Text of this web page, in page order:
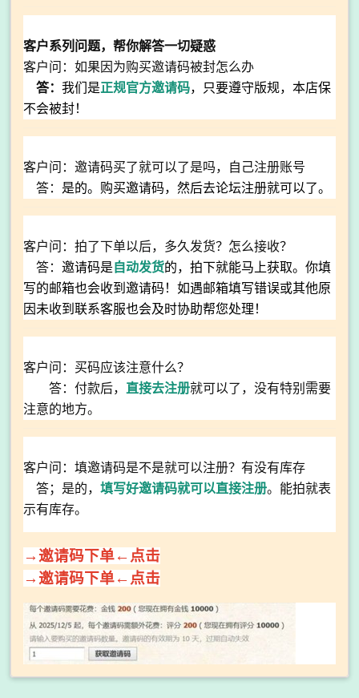
客户系列问题，帮你解答一切疑惑
客户问：如果因为购买邀请码被封怎么办
答： 我们是正规官方邀请码，只要遵守版规，本店保
不会被封！
客户问：邀请码买了就可以了是吗，自己注册账号
答： 是的。购买邀请码，然后去论坛注册就可以了。
客户问：拍了下单以后，多久发货？怎么接收？
答： 邀请码是自动发货的，拍下就能马上获取。你填
写的邮箱也会收到邀请码！如遇邮箱填写错误或其他原
因未收到联系客服也会及时协助帮您处理！
客户问：买码应该注意什么？
答：付款后， 直接去注册就可以了，没有特别需要
注意的地方。
客户问：填邀请码是不是就可以注册？有没有库存
答；是的， 填写好邀请码就可以直接注册。能拍就表
示有库存。
→邀请码下单←点击
→邀请码下单←点击